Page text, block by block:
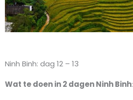
Ninh Binh: dag 12 – 13
Wat te doen in 2 dagen Ninh Binh: